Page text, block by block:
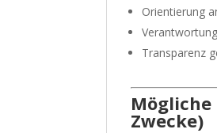
Orientierung
Transparenz
Zwecke)